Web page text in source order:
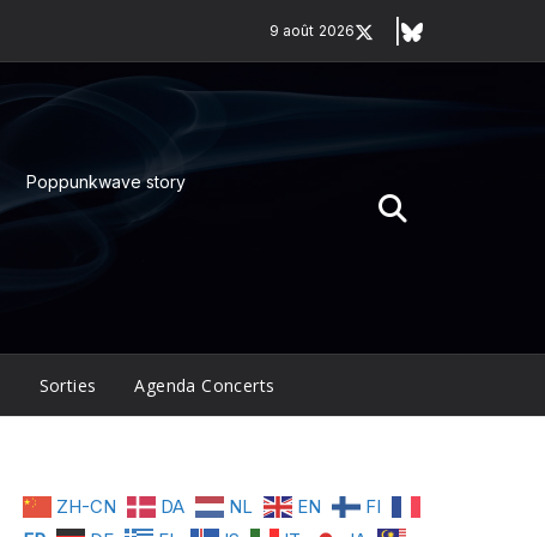
9 août 2026
Poppunkwave story
Sorties Agenda Concerts
ZH-CN DA NL EN
FI